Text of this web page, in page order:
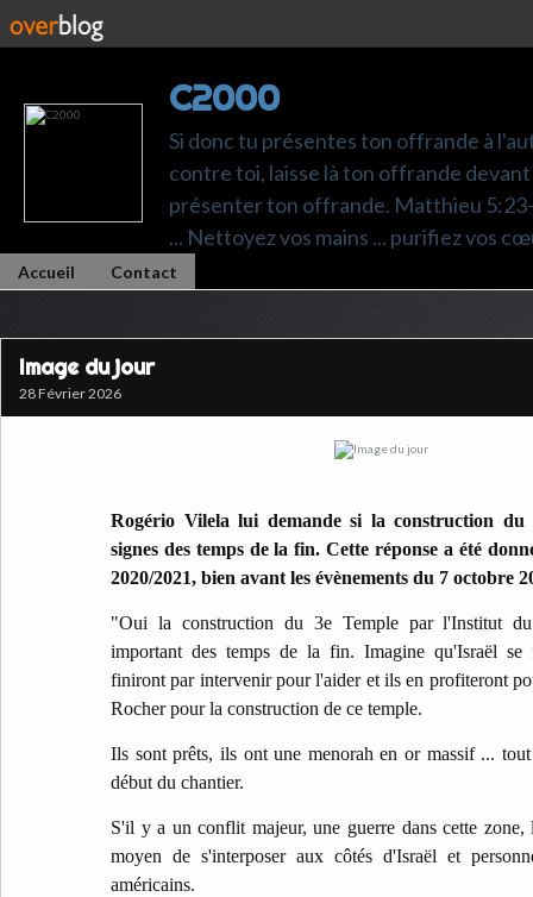
C2000
Si donc tu présentes ton offrande à
contre toi, laisse là ton offrande
présenter ton offrande. Matthieu 5:23-
... Nettoyez vos mains ... purifiez vos
Accueil Contact
Image du jour
28 Février 2026
Rogério Vilela lui demande si la construction du
signes des temps de la fin. Cette réponse a été
2020/2021, bien avant les évènements du 7 octobre
"Oui la construction du 3e Temple par l'Institut
important des temps de la fin. Imagine qu'Israël se
finiront par intervenir pour l'aider et ils en profiteront
Rocher pour la construction de ce temple.
Ils sont prêts, ils ont une menorah en or massif ...
début du chantier.
S'il y a un conflit majeur, une guerre dans cette
moyen de s'interposer aux côtés d'Israël et
américains.